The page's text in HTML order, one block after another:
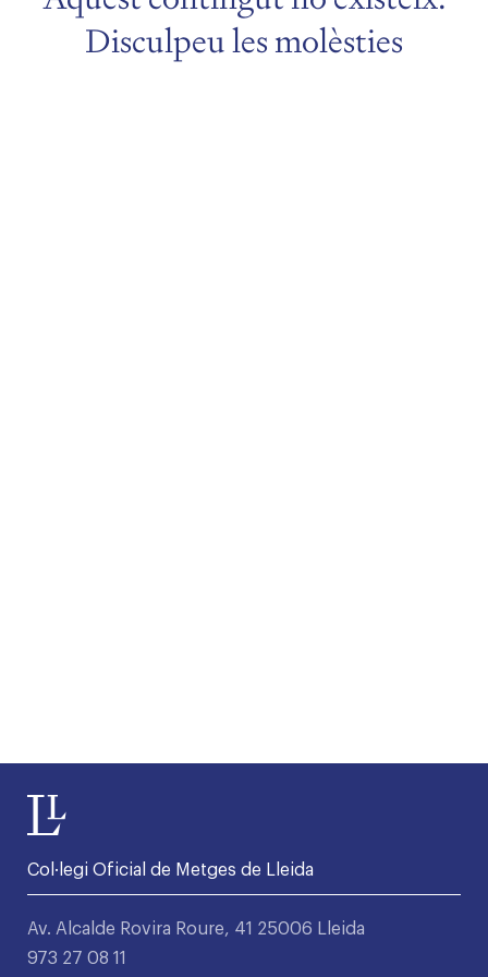
Disculpeu les molèsties
Col·legi Oficial de Metges de Lleida
Av. Alcalde Rovira Roure, 41 25006 Lleida
973 27 08 11